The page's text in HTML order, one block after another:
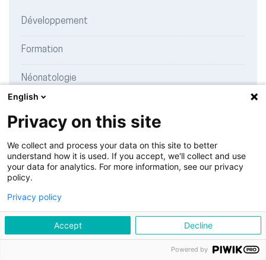
Développement
Formation
Néonatologie
Charte de publication
© 2026 NeonatHUG | Un blog des
Genève
English
Privacy on this site
We collect and process your data on this site to better
understand how it is used. If you accept, we'll collect and use
your data for analytics. For more information, see our privacy
policy.
Privacy policy
Accept Decline
Powered by